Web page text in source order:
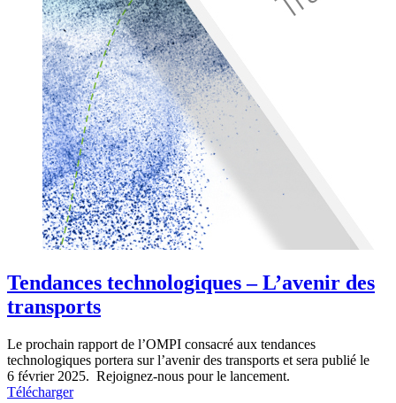
Tendances technologiques – L’avenir des
transports
Le prochain rapport de l’OMPI consacré aux tendances
technologiques portera sur l’avenir des transports et sera publié le
6 février 2025. Rejoignez-nous pour le lancement.
Télécharger